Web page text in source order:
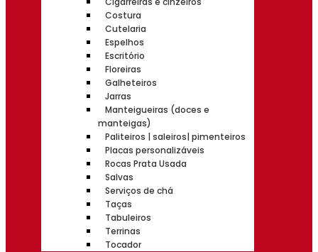
Costura
Cutelaria
Espelhos
Escritório
Floreiras
Galheteiros
Jarras
Manteigueiras (doces e
manteigas)
Paliteiros | saleiros| pimenteiros
Placas personalizáveis
Rocas Prata Usada
Salvas
Serviços de chá
Taças
Tabuleiros
Terrinas
Tocador